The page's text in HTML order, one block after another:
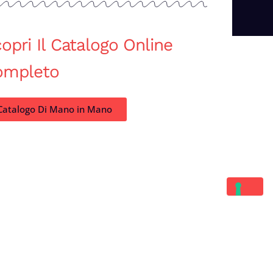
Il Catalogo Online
Di Mano in Mano